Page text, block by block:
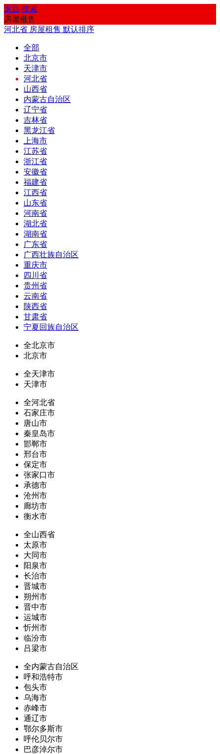
返回 搜索
房屋租售
河北省 房屋租售 默认排序
全部
北京市
天津市
河北省
山西省
内蒙古自治区
辽宁省
吉林省
黑龙江省
上海市
江苏省
浙江省
安徽省
福建省
江西省
山东省
河南省
湖北省
湖南省
广东省
广西壮族自治区
重庆市
四川省
贵州省
云南省
陕西省
甘肃省
宁夏回族自治区
全北京市
北京市
全天津市
天津市
全河北省
石家庄市
唐山市
秦皇岛市
邯郸市
邢台市
保定市
张家口市
承德市
沧州市
廊坊市
衡水市
全山西省
太原市
大同市
阳泉市
长治市
晋城市
朔州市
晋中市
运城市
忻州市
临汾市
吕梁市
全内蒙古自治区
呼和浩特市
包头市
乌海市
赤峰市
通辽市
鄂尔多斯市
呼伦贝尔市
巴彦淖尔市